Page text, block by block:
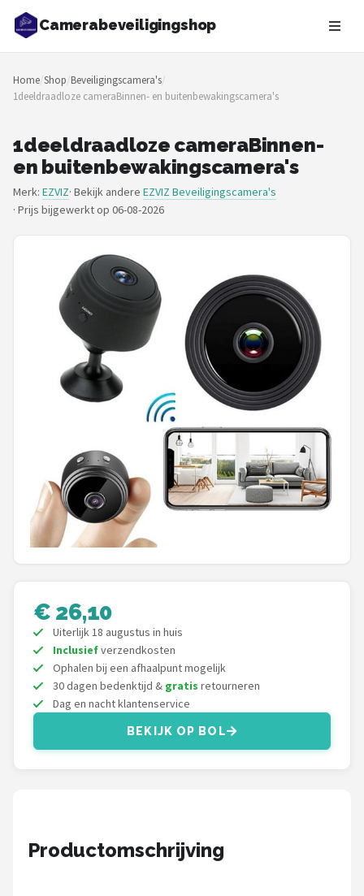
Camerabeveiligingshop
Zoeken
NAVIGATIE
Merken
Blog
Beveiligingscamera's
Camera Deurbellen
POPULAIRE MERKEN
Home-Locking
Reolink
EZVIZ
TP-Link
Foscam
Teceye
ieGeek
Home/Shop/Beveiligingscamera's/
1deeldraadloze cameraBinnen- en buitenbewakingscamera's
1deeldraadloze cameraBinnen-
en buitenbewakingscamera's
Merk: EZVIZ· Bekijk andere EZVIZ Beveiligingscamera's
· Prijs bijgewerkt op 06-08-2026
€ 26,10
Uiterlijk 18 augustus in huis
Inclusiefverzendkosten
Ophalen bij een afhaalpunt mogelijk
30 dagen bedenktijd & gratis retourneren
Dag en nacht klantenservice
BEKIJK OP BOL
Productomschrijving